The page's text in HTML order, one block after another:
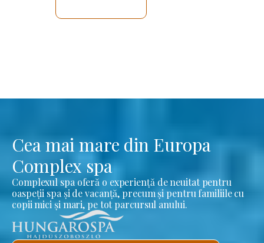
Cea mai mare din Europa
Complex spa
Complexul spa oferă o experiență de neuitat pentru
oaspeții spa și de vacanță, precum și pentru familiile cu
copii mici și mari, pe tot parcursul anului.